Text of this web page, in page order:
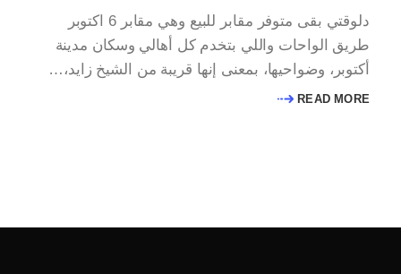
دلوقتي بقى متوفر مقابر للبيع وهي مقابر 6 اكتوبر
طريق الواحات واللي بتخدم كل أهالي وسكان مدينة
أكتوبر، وضواحيها، بمعنى إنها قريبة من الشيخ زايد،…
READ MORE